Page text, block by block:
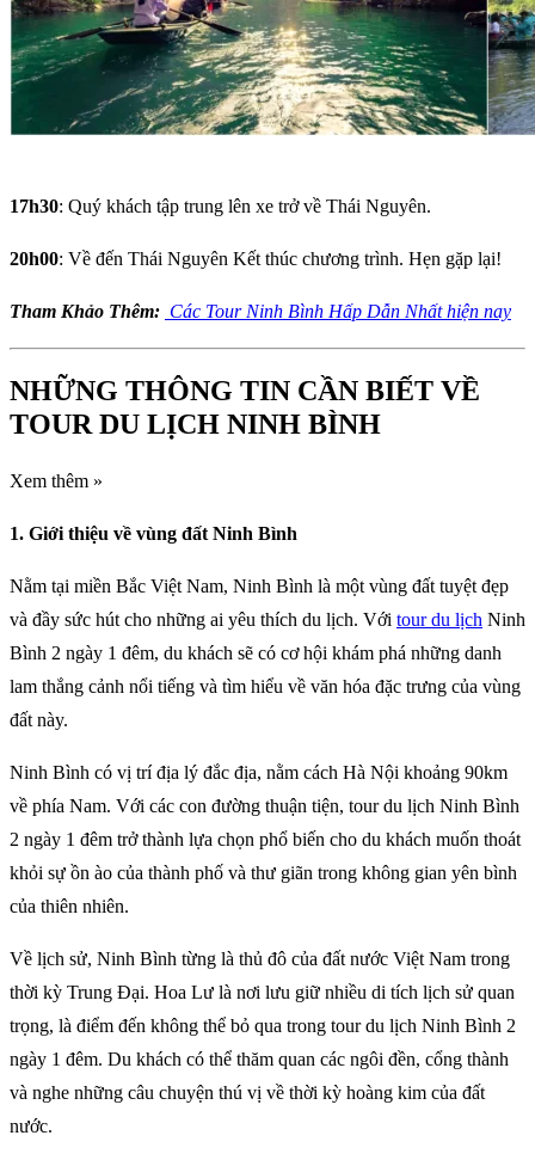
17h30: Quý khách tập trung lên xe trở về Thái Nguyên.
20h00: Về đến Thái Nguyên Kết thúc chương trình. Hẹn gặp lại!
Tham Khảo Thêm: Các Tour Ninh Bình Hấp Dẫn Nhất hiện nay
NHỮNG THÔNG TIN CẦN BIẾT VỀ
TOUR DU LỊCH NINH BÌNH
Xem thêm »
1. Giới thiệu về vùng đất Ninh Bình
Nằm tại miền Bắc Việt Nam, Ninh Bình là một vùng đất tuyệt đẹp
và đầy sức hút cho những ai yêu thích du lịch. Với tour du lịch Ninh
Bình 2 ngày 1 đêm, du khách sẽ có cơ hội khám phá những danh
lam thắng cảnh nổi tiếng và tìm hiểu về văn hóa đặc trưng của vùng
đất này.
Ninh Bình có vị trí địa lý đắc địa, nằm cách Hà Nội khoảng 90km
về phía Nam. Với các con đường thuận tiện, tour du lịch Ninh Bình
2 ngày 1 đêm trở thành lựa chọn phổ biến cho du khách muốn thoát
khỏi sự ồn ào của thành phố và thư giãn trong không gian yên bình
của thiên nhiên.
Về lịch sử, Ninh Bình từng là thủ đô của đất nước Việt Nam trong
thời kỳ Trung Đại. Hoa Lư là nơi lưu giữ nhiều di tích lịch sử quan
trọng, là điểm đến không thể bỏ qua trong tour du lịch Ninh Bình 2
ngày 1 đêm. Du khách có thể thăm quan các ngôi đền, cổng thành
và nghe những câu chuyện thú vị về thời kỳ hoàng kim của đất
nước.